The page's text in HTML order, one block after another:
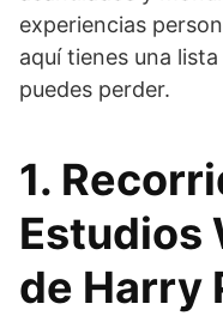
experiencias
aquí tienes una lista
puedes perder.
1.
Estudios
de Harry